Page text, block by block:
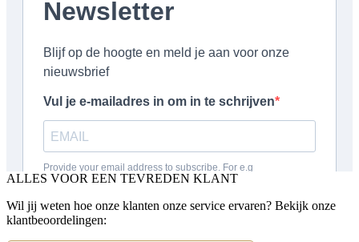
ALLES VOOR EEN TEVREDEN KLANT
Wil jij weten hoe onze klanten onze service ervaren? Bekijk onze
klantbeoordelingen: